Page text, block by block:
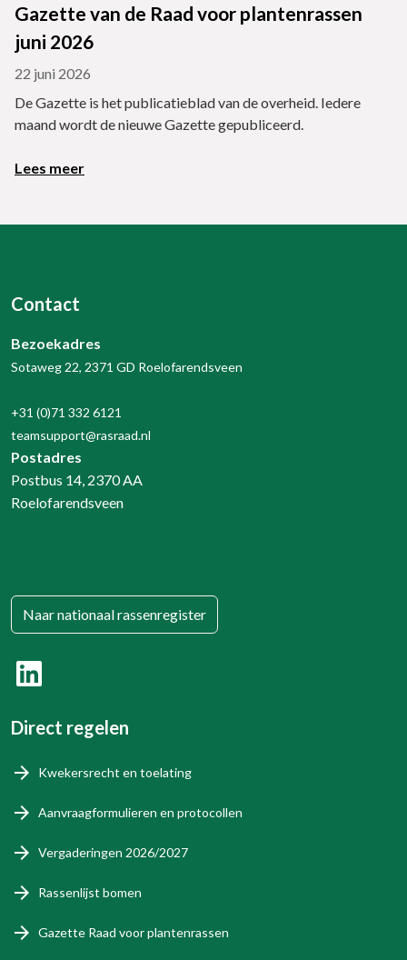
Gazette van de Raad voor plantenrassen
juni 2026
22 juni 2026
De Gazette is het publicatieblad van de overheid. Iedere
maand wordt de nieuwe Gazette gepubliceerd.
Lees meer
Contact
Bezoekadres
Sotaweg 22, 2371 GD Roelofarendsveen
+31 (0)71 332 6121
teamsupport@rasraad.nl
Postadres
Postbus 14, 2370 AA
Roelofarendsveen
Naar nationaal rassenregister
Direct regelen
Kwekersrecht en toelating
Aanvraagformulieren en protocollen
Vergaderingen 2026/2027
Rassenlijst bomen
Gazette Raad voor plantenrassen